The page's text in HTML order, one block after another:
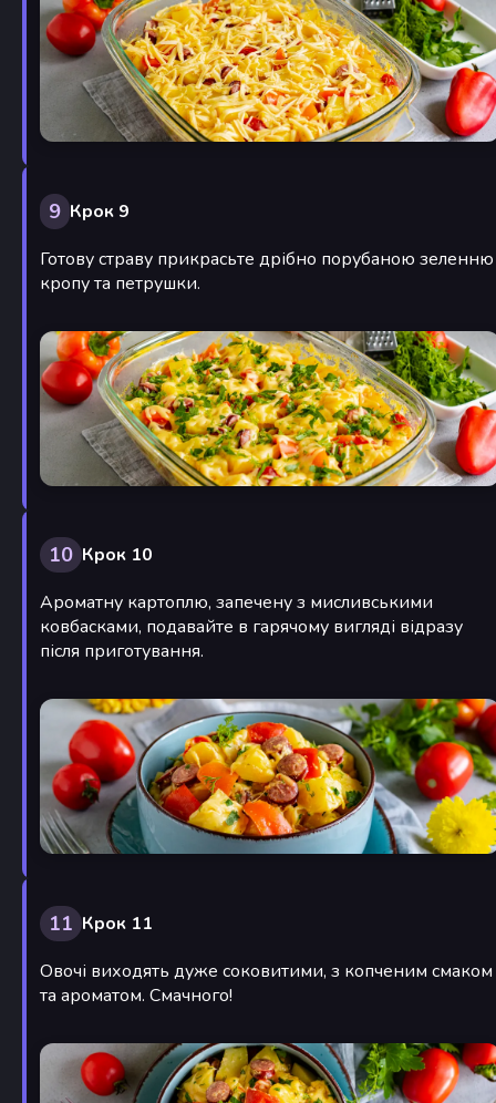
9 Крок 9
Готову страву прикрасьте дрібно порубаною зеленню
кропу та петрушки.
10 Крок 10
Ароматну картоплю, запечену з мисливськими
ковбасками, подавайте в гарячому вигляді відразу
після приготування.
11 Крок 11
Овочі виходять дуже соковитими, з копченим смаком
та ароматом. Смачного!